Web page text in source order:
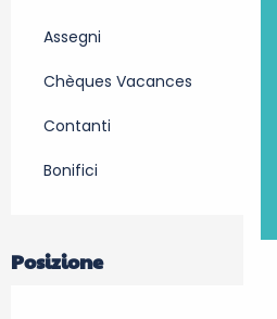
Assegni
Chèques Vacances
Contanti
Bonifici
Posizione